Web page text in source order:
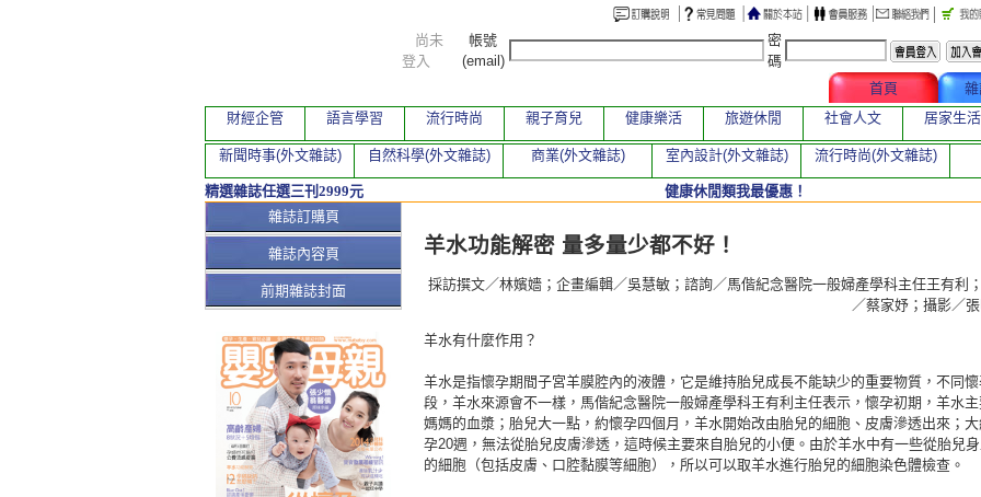
本期文章
羊水功能解密 量多量少都不好！
採訪撰文／林嬪嬙；企畫編輯／吳慧敏；諮詢／馬偕紀念醫院一般婦產學科主任王有利
／蔡家妤；攝影／
羊水有什麼作用？
羊水是指懷孕期間子宮羊膜腔內的液體，它是維持胎兒成長不能缺少的重要物質，不同
段，羊水來源會不一樣，馬偕紀念醫院一般婦產學科王有利主任表示，懷孕初期，羊水主
媽媽的血漿；胎兒大一點，約懷孕四個月，羊水開始改由胎兒的細胞、皮膚滲透出來；
孕20週，無法從胎兒皮膚滲透，這時候主要來自胎兒的小便。由於羊水中有一些從胎兒
的細胞（包括皮膚、口腔黏膜等細胞），所以可以取羊水進行胎兒的細胞染色體檢查。
雜誌訂購頁
雜誌內容頁
前期雜誌封面
尚未
登入
帳號
(email)
密
碼
首頁
財經企管
語言學習 流行時尚 親子育兒 健康樂活 旅遊休閒 社會人文 居家生活
新聞時事(外文雜誌) 自然科學(外文雜誌) 商業(外文雜誌) 室內設計(外文雜誌) 流行時尚(外文雜誌)
精選雜誌任選三刊2999元 健康休閒類我最優惠！